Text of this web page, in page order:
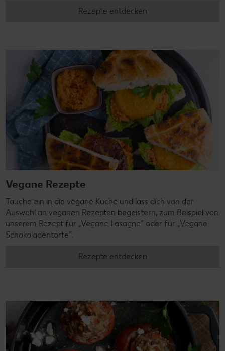
Rezepte entdecken
Vegane Rezepte
Tauche ein in die vegane Küche und lass dich von der
Auswahl an veganen Rezepten begeistern, zum Beispiel von
unserem Rezept für „Vegane Lasagne“ oder für „Vegane
Schokoladentorte“.
Rezepte entdecken